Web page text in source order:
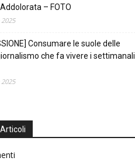
– FOTO
Consumare le suole delle
che fa vivere i settimanali